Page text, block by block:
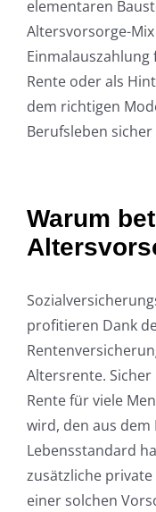
elementaren
Altersvorsorge-
Rente oder als
dem richtigen
Berufsleben
Warum
profitieren Dank
Altersrente.
Rente für viele
wird, den aus
Lebensstandard
zusätzliche
einer solchen